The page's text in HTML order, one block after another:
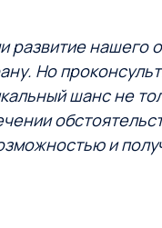
развитие нашего
Но
шанс не
и